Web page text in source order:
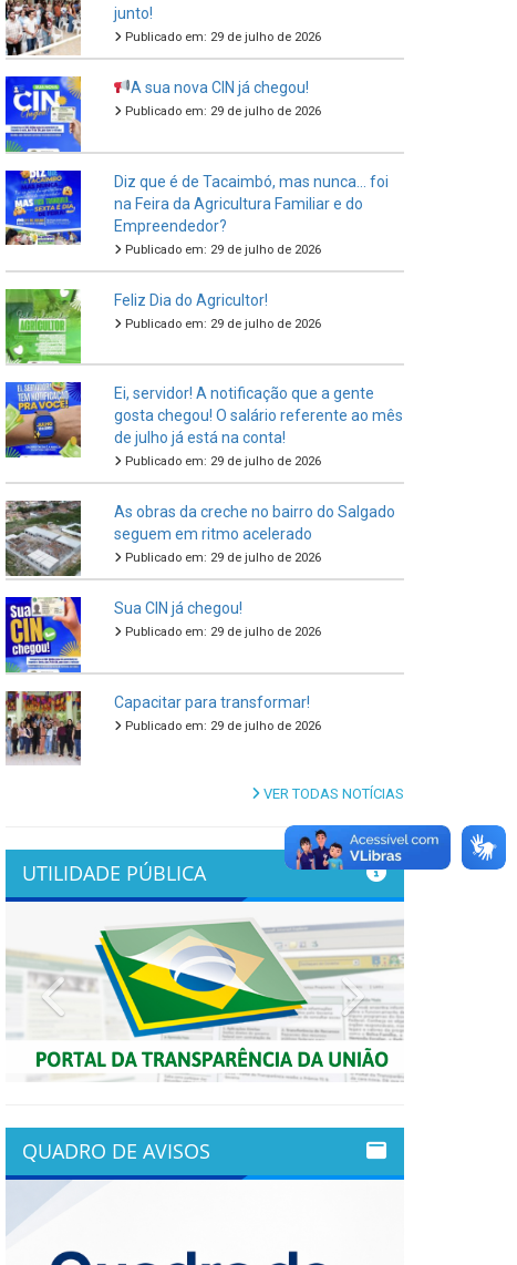
junto!
Publicado em: 29 de julho de 2026
A sua nova CIN já chegou!
Publicado em: 29 de julho de 2026
Diz que é de Tacaimbó, mas nunca… foi
na Feira da Agricultura Familiar e do
Empreendedor?
Publicado em: 29 de julho de 2026
Feliz Dia do Agricultor!
Publicado em: 29 de julho de 2026
Ei, servidor! A notificação que a gente
gosta chegou! O salário referente ao mês
de julho já está na conta!
Publicado em: 29 de julho de 2026
As obras da creche no bairro do Salgado
seguem em ritmo acelerado
Publicado em: 29 de julho de 2026
Sua CIN já chegou!
Publicado em: 29 de julho de 2026
Capacitar para transformar!
Publicado em: 29 de julho de 2026
VER TODAS NOTÍCIAS
UTILIDADE PÚBLICA
Previous Next
QUADRO DE AVISOS